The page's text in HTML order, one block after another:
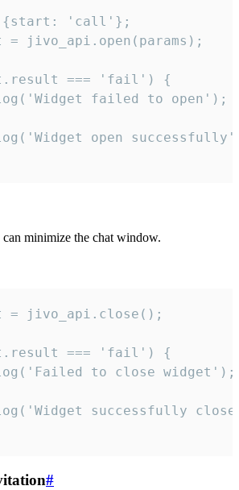
{start: 'call'};
jivo_api.open(params);
=== 'fail') {
failed to open');
open
minimize the chat window.
= jivo_api.close();
=== 'fail') {
to close widget');
successfully
#